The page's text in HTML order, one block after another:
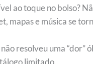
ao toque no bolso?
mapas e música se
não resolveu uma “dor”
limitado.